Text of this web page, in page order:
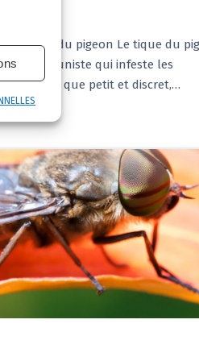
Le tique du pigeon Le tique du
opportuniste qui infeste les
Bien que petit et discret,…